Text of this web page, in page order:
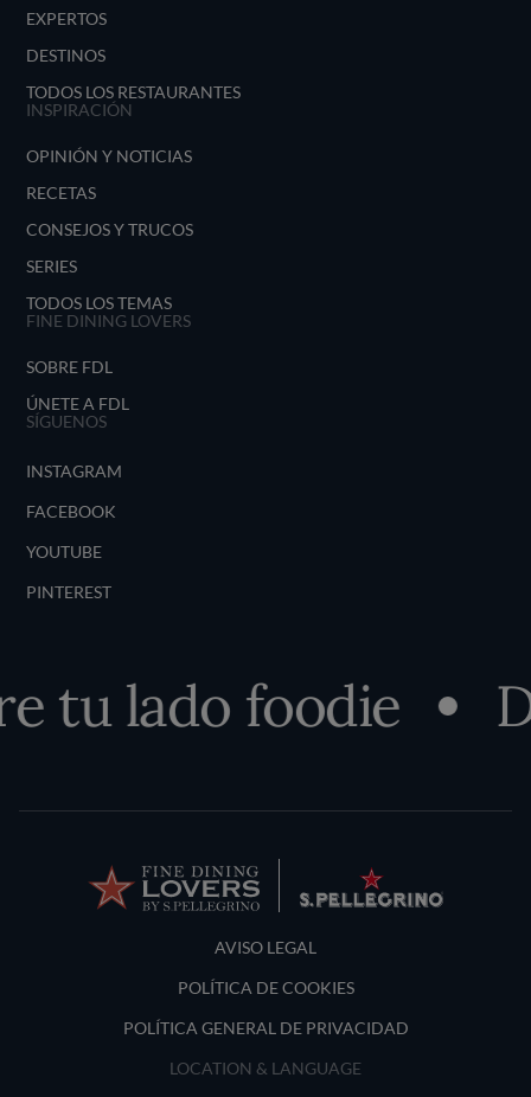
EXPERTOS
DESTINOS
TODOS LOS RESTAURANTES
INSPIRACIÓN
OPINIÓN Y NOTICIAS
RECETAS
CONSEJOS Y TRUCOS
SERIES
TODOS LOS TEMAS
FINE DINING LOVERS
SOBRE FDL
ÚNETE A FDL
SÍGUENOS
INSTAGRAM
FACEBOOK
YOUTUBE
PINTEREST
tu lado foodie
Terms and Conditions
AVISO LEGAL
POLÍTICA DE COOKIES
POLÍTICA GENERAL DE PRIVACIDAD
LOCATION & LANGUAGE